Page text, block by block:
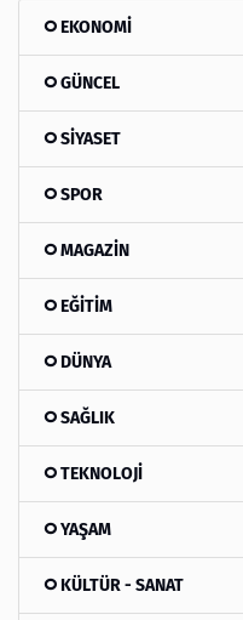
EKONOMİ
GÜNCEL
SİYASET
SPOR
MAGAZİN
EĞİTİM
DÜNYA
SAĞLIK
TEKNOLOJİ
YAŞAM
KÜLTÜR - SANAT